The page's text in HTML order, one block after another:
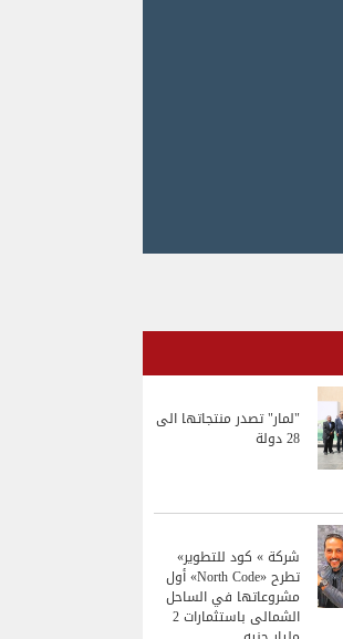
"لمار" تصدر منتجاتها الى
28 دولة
شركة » كود للتطوير»
تطرح «North Code» أول
مشروعاتها في الساحل
الشمالى باستثمارات 2